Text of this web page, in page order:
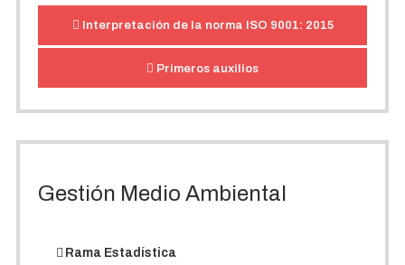
Interpretación de la norma ISO 9001: 2015
Primeros auxilios
Gestión Medio Ambiental
Rama Estadística